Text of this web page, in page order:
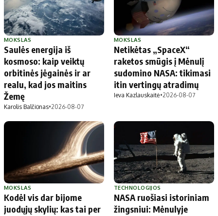
MOKSLAS
Saulės energija iš
kosmoso: kaip veiktų
orbitinės jėgainės ir ar
realu, kad jos maitins
Žemę
Karolis Balčiūnas•2026-08-07
MOKSLAS
Netikėtas „SpaceX“
raketos smūgis į Mėnulį
sudomino NASA: tikimasi
itin vertingų atradimų
Ieva Kazlauskaitė•2026-08-07
MOKSLAS
Kodėl vis dar bijome
juodųjų skylių: kas tai per
TECHNOLOGIJOS
NASA ruošiasi istoriniam
žingsniui: Mėnulyje